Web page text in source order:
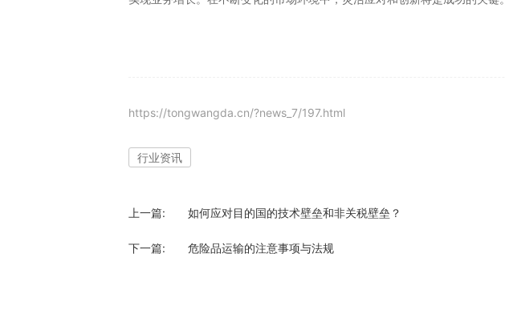
https://tongwangda.cn/?news_7/197.html
行业资讯
上一篇: 如何应对目的国的技术壁垒和非关税壁垒？
下一篇: 危险品运输的注意事项与法规